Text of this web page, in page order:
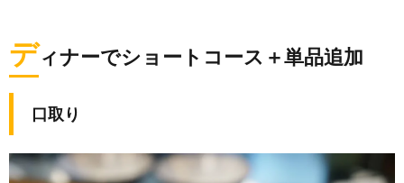
ディナーでショートコース＋単品追加
口取り